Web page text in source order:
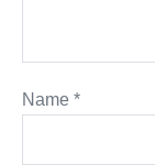
Name *